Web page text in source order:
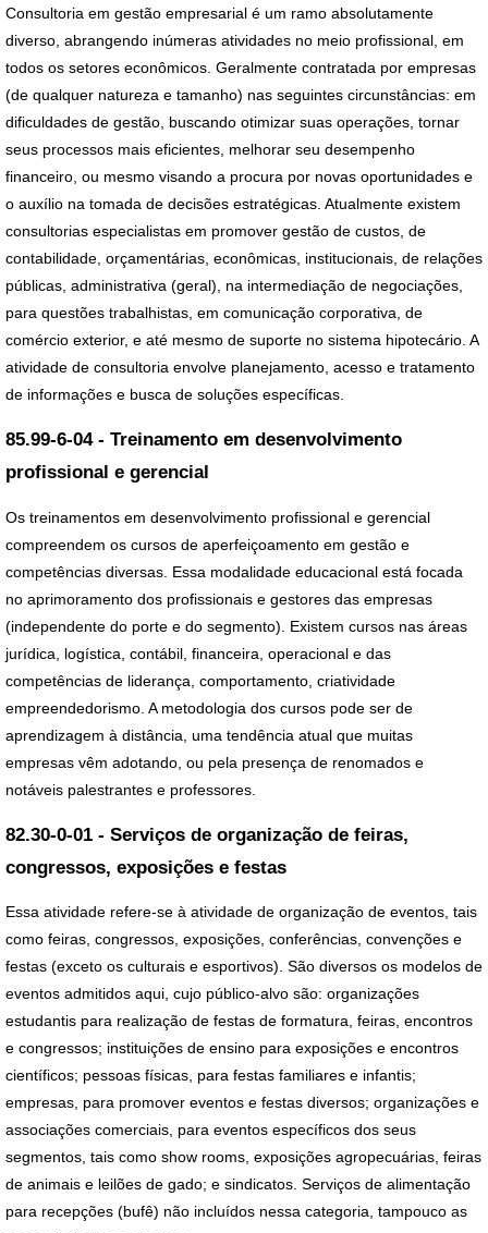
Consultoria em gestão empresarial é um ramo absolutamente
diverso, abrangendo inúmeras atividades no meio profissional, em
todos os setores econômicos. Geralmente contratada por empresas
(de qualquer natureza e tamanho) nas seguintes circunstâncias: em
dificuldades de gestão, buscando otimizar suas operações, tornar
seus processos mais eficientes, melhorar seu desempenho
financeiro, ou mesmo visando a procura por novas oportunidades e
o auxílio na tomada de decisões estratégicas. Atualmente existem
consultorias especialistas em promover gestão de custos, de
contabilidade, orçamentárias, econômicas, institucionais, de relações
públicas, administrativa (geral), na intermediação de negociações,
para questões trabalhistas, em comunicação corporativa, de
comércio exterior, e até mesmo de suporte no sistema hipotecário. A
atividade de consultoria envolve planejamento, acesso e tratamento
de informações e busca de soluções específicas.
85.99-6-04 - Treinamento em desenvolvimento
profissional e gerencial
Os treinamentos em desenvolvimento profissional e gerencial
compreendem os cursos de aperfeiçoamento em gestão e
competências diversas. Essa modalidade educacional está focada
no aprimoramento dos profissionais e gestores das empresas
(independente do porte e do segmento). Existem cursos nas áreas
jurídica, logística, contábil, financeira, operacional e das
competências de liderança, comportamento, criatividade
empreendedorismo. A metodologia dos cursos pode ser de
aprendizagem à distância, uma tendência atual que muitas
empresas vêm adotando, ou pela presença de renomados e
notáveis palestrantes e professores.
82.30-0-01 - Serviços de organização de feiras,
congressos, exposições e festas
Essa atividade refere-se à atividade de organização de eventos, tais
como feiras, congressos, exposições, conferências, convenções e
festas (exceto os culturais e esportivos). São diversos os modelos de
eventos admitidos aqui, cujo público-alvo são: organizações
estudantis para realização de festas de formatura, feiras, encontros
e congressos; instituições de ensino para exposições e encontros
científicos; pessoas físicas, para festas familiares e infantis;
empresas, para promover eventos e festas diversos; organizações e
associações comerciais, para eventos específicos dos seus
segmentos, tais como show rooms, exposições agropecuárias, feiras
de animais e leilões de gado; e sindicatos. Serviços de alimentação
para recepções (bufê) não incluídos nessa categoria, tampouco as